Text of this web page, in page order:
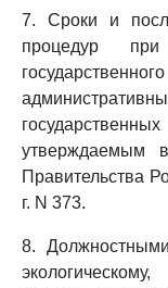
7. Сроки и
процедур при
утверждаемым
Правительства
г. N 373.
8.